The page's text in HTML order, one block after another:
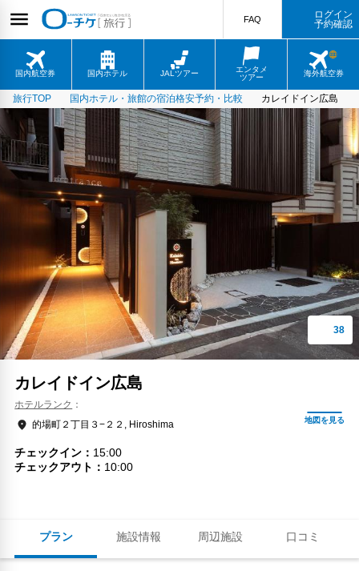
国内航空券 国内ホテル JALツアー
エンタメ
ツアー
海外航空券
FAQ
ログイン
予約確認
旅行TOP 国内ホテル・旅館の宿泊格安予約・比較 カレイドイン広島
プラン 施設情報 周辺施設 口コミ
カレイドイン広島
ホテルランク
的場町２丁目３−２２, Hiroshima
チェックイン
15:00
チェックアウト
10:00